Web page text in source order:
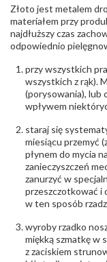
(łącznie):
INNE PARAMETRY
Producent
Bezpieczeństwo
- rodzaj
ostrzeżenia:
Nie
,
Złoto jest metalem
materiałem przy
najdłuższy czas
odpowiednio
przy wszystkich
wszystkich z rąk).
(porysowania), lub
wpływem
staraj się
miesiącu przemyć
płynem do mycia
zanieczyszczeń
zanurzyć w
przeszczotkować i
w ten sposób
wyroby rzadko
miękką szmatkę w
z zaciskiem